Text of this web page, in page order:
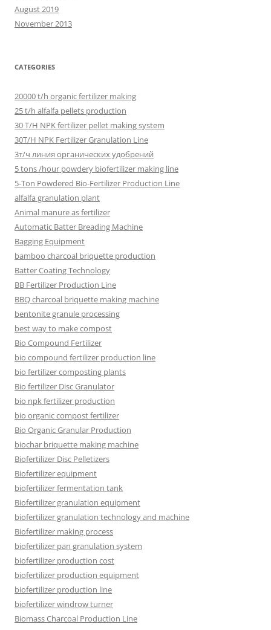
August 2019
November 2013
CATEGORIES
20000 t/h organic fertilizer making
25 t/h alfalfa pellets production
30 T/H NPK fertilizer pellet making system
30T/H NPK Fertilizer Granulation Line
3т/ч линия органических удобрений
5 tons /hour powdery biofertilizer making line
5-Ton Powdered Bio-Fertilizer Production Line
alfalfa granulation plant
Animal manure as fertilizer
Automatic Batter Breading Machine
Bagging Equipment
bamboo charcoal briquette production
Batter Coating Technology
BB Fertilizer Production Line
BBQ charcoal briquette making machine
bentonite granule processing
best way to make compost
Bio Compound Fertilizer
bio compound fertilizer production line
bio fertilizer composting plants
Bio fertilizer Disc Granulator
bio npk fertilizer production
bio organic compost fertilizer
Bio Organic Granular Production
biochar briquette making machine
Biofertilizer Disc Pelletizers
Biofertilizer equipment
biofertilizer fermentation tank
Biofertilizer granulation equipment
biofertilizer granulation technology and machine
Biofertilizer making process
biofertilizer pan granulation system
biofertilizer production cost
biofertilizer production equipment
biofertilizer production line
biofertilizer windrow turner
Biomass Charcoal Production Line